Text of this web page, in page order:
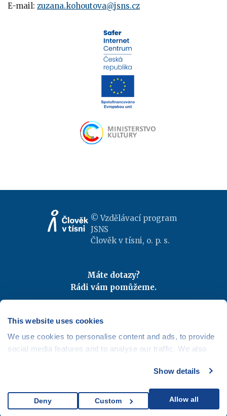
This website uses cookies
We use cookies to personalise content and ads, to provide
social media features and to analyse our traffic. We also
media, advertising and analytics partners who may
them or that they’ve collected from your use of their
services.
Show details
Allow all
Custom
Deny
E-mail: zuzana.kohoutova@jsns.cz
© Vzdělávací program
JSNS
Člověk v tísni, o. p. s.
Máte dotazy?
Rádi vám pomůžeme.
Odebírejte newslettery
Mapa webu |Kariéra
Osobní údaje|Cookies